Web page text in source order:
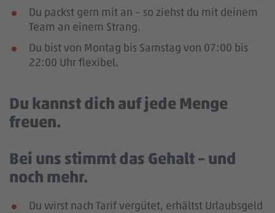
Du packst gern mit an – so ziehst du mit deinem
Team an einem Strang.
Du bist von Montag bis Samstag von 07:00 bis
22:00 Uhr flexibel.
Du kannst dich auf jede Menge
freuen.
Bei uns stimmt das Gehalt – und
noch mehr.
Du wirst nach Tarif vergütet, erhältst Urlaubsgeld